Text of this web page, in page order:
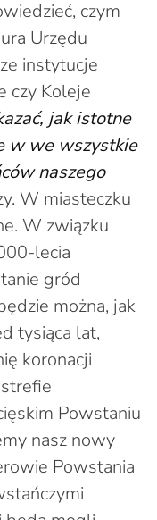
czym
Urzędu
instytucje
czy Koleje
jak istotne
w we wszystkie
naszego
W miasteczku
W związku
lecia
gród
można, jak
tysiąca lat,
koronacji
Powstaniu
nasz nowy
Powstania